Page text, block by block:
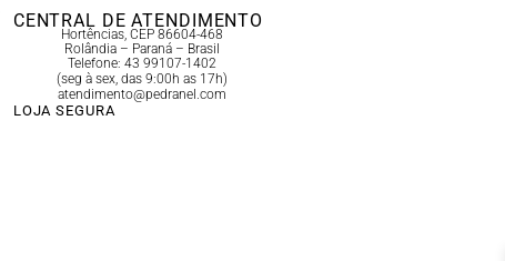
CENTRAL DE ATENDIMENTO
Hortências, CEP 86604-468
Rolândia – Paraná – Brasil
Telefone: 43 99107-1402
(seg à sex, das 9:00h as 17h)
atendimento@pedranel.com
LOJA SEGURA